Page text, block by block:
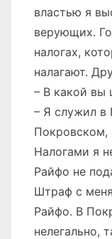
властью я
верующих.
налогах,
налагают.
– В какой вы
– Я служил в
Покровском,
Налогами я
Райфо не
Штраф с
Райфо. В
нелегально,